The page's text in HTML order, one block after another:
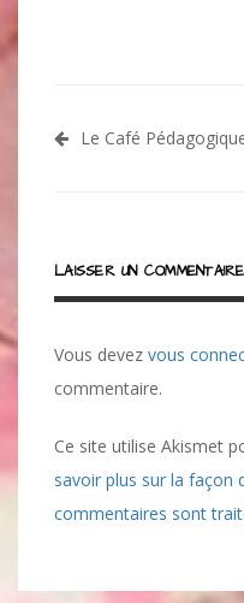
Navigation
Le Café
LAISSER UN COMMENTAIRE
Vous devez vous
commentaire.
Ce site utilise Akismet
savoir plus sur la façon
commentaires sont